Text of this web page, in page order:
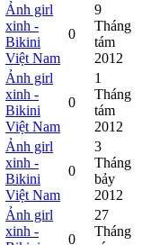
Ảnh girl
xinh -
Bikini
Việt Nam
0
9
Tháng
tám
2012
Ảnh girl
xinh -
Bikini
Việt Nam
0
1
Tháng
tám
2012
Ảnh girl
xinh -
Bikini
Việt Nam
0
3
Tháng
bảy
2012
Ảnh girl
xinh -
0
27
Tháng